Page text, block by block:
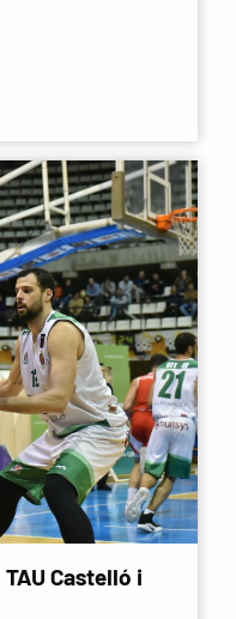
Castelló i